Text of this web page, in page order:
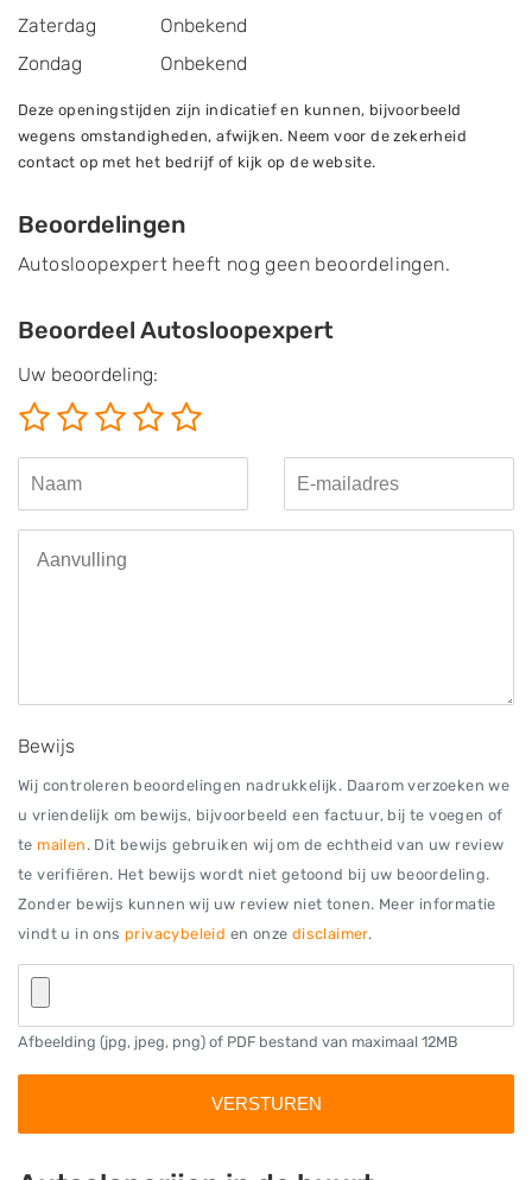
Zaterdag
Onbekend
Zondag
Onbekend
Deze openingstijden zijn indicatief en kunnen, bijvoorbeeld
wegens omstandigheden, afwijken. Neem voor de zekerheid
contact op met het bedrijf of kijk op de website.
Beoordelingen
Autosloopexpert heeft nog geen beoordelingen.
Beoordeel Autosloopexpert
Uw beoordeling:
Bewijs
Wij controleren beoordelingen nadrukkelijk. Daarom verzoeken we
u vriendelijk om bewijs, bijvoorbeeld een factuur, bij te voegen of
te mailen . Dit bewijs gebruiken wij om de echtheid van uw review
te verifiëren. Het bewijs wordt niet getoond bij uw beoordeling.
Zonder bewijs kunnen wij uw review niet tonen. Meer informatie
vindt u in ons privacybeleid en onze disclaimer.
Afbeelding (jpg, jpeg, png) of PDF bestand van maximaal 12MB